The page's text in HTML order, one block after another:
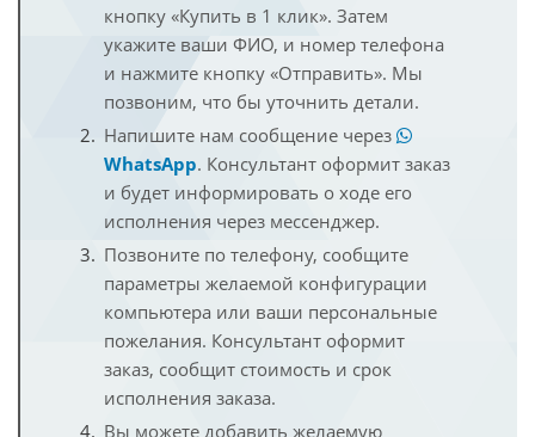
кнопку «Купить в 1 клик». Затем
укажите ваши ФИО, и номер телефона
и нажмите кнопку «Отправить». Мы
позвоним, что бы уточнить детали.
Напишите нам сообщение через
WhatsApp. Консультант оформит заказ
и будет информировать о ходе его
исполнения через мессенджер.
Позвоните по телефону, сообщите
параметры желаемой конфигурации
компьютера или ваши персональные
пожелания. Консультант оформит
заказ, сообщит стоимость и срок
исполнения заказа.
Вы можете добавить желаемую